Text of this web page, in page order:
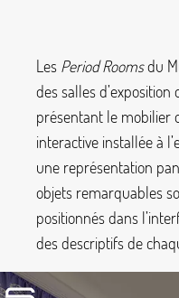
Les Period Roomsdu
des salles d’exposition
présentant le mobilier
interactive installée à
une représentation
objets remarquables
positionnés dans
des descriptifs de